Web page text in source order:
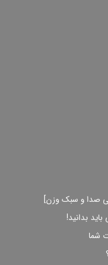
صدا و سبک وزن]
بدانید!
شما